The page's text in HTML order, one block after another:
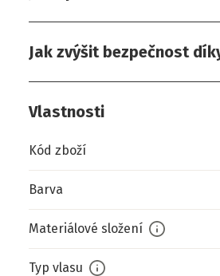
Jak zvýšit bezpečnost
Vlastnosti
Kód zboží
Barva
Materiálové složení
Typ vlasu